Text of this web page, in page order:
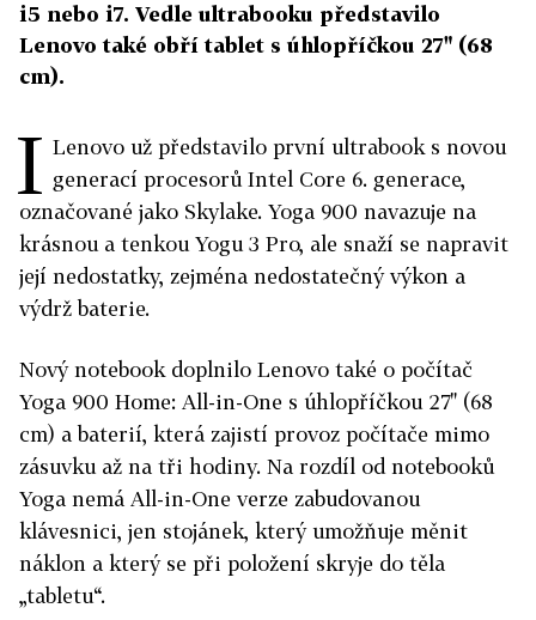
i5 nebo i7. Vedle ultrabooku představilo
Lenovo také obří tablet s úhlopříčkou 27" (68
cm).
I Lenovo už představilo první ultrabook s novou
generací procesorů Intel Core 6. generace,
označované jako Skylake. Yoga 900 navazuje na
krásnou a tenkou Yogu 3 Pro, ale snaží se napravit
její nedostatky, zejména nedostatečný výkon a
výdrž baterie.
Nový notebook doplnilo Lenovo také o počítač
Yoga 900 Home: All-in-One s úhlopříčkou 27" (68
cm) a baterií, která zajistí provoz počítače mimo
zásuvku až na tři hodiny. Na rozdíl od notebooků
Yoga nemá All-in-One verze zabudovanou
klávesnici, jen stojánek, který umožňuje měnit
náklon a který se při položení skryje do těla
„tabletu“.